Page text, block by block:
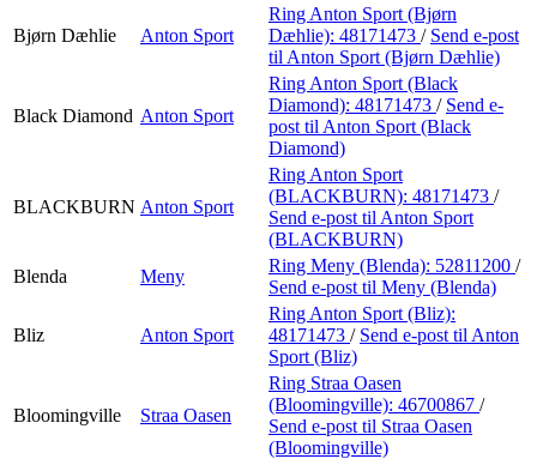
Bjørn Dæhlie Anton Sport
Ring Anton Sport (Bjørn
Dæhlie): 48171473 / Send e-post
til Anton Sport (Bjørn Dæhlie)
Black Diamond Anton Sport
Ring Anton Sport (Black
Diamond): 48171473 / Send e-
post til Anton Sport (Black
Diamond)
BLACKBURN Anton Sport
Ring Anton Sport
(BLACKBURN): 48171473 /
Send e-post til Anton Sport
(BLACKBURN)
Blenda
Meny
Ring Meny (Blenda): 52811200 /
Send e-post til Meny (Blenda)
Bliz Anton Sport
Ring Anton Sport (Bliz):
48171473 / Send e-post til Anton
Sport (Bliz)
Bloomingville Straa Oasen
Ring Straa Oasen
(Bloomingville): 46700867 /
Send e-post til Straa Oasen
(Bloomingville)